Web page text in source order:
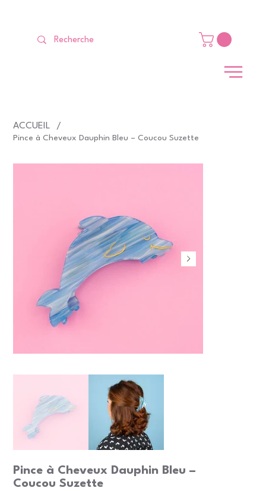
ACCUEIL /
Pince à Cheveux Dauphin Bleu – Coucou Suzette
Pince à Cheveux Dauphin Bleu –
Coucou Suzette